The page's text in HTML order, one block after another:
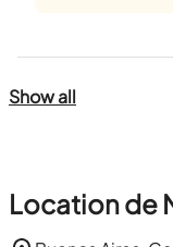
Show all
Location de